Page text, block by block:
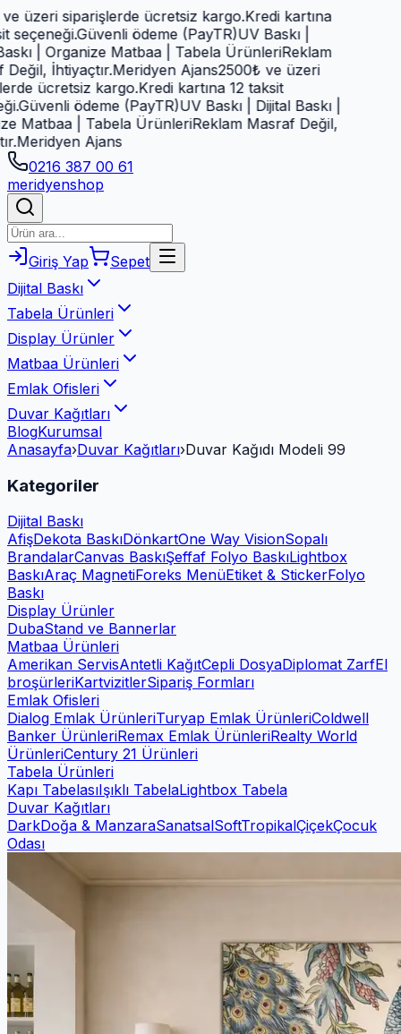
üzeri siparişlerde ücretsiz kargo.Kredi kartına
seçeneği.Güvenli ödeme (PayTR)UV Baskı |
| Organize Matbaa | Tabela ÜrünleriReklam
İhtiyaçtır.Meridyen Ajans2500₺ ve üzeri
ücretsiz kargo.Kredi kartına 12 taksit
Güvenli ödeme (PayTR)UV Baskı | Dijital Baskı |
Matbaa | Tabela ÜrünleriReklam Masraf Değil,
Meridyen Ajans
0216 387 00 61
meridyenshop
Giriş Yap
Sepet
Dijital Baskı
Tabela Ürünleri
Display Ürünler
Matbaa Ürünleri
Emlak Ofisleri
Duvar Kağıtları
BlogKurumsal
Anasayfa›Duvar Kağıtları›Duvar Kağıdı Modeli 99
Kategoriler
Dijital Baskı
AfişDekota BaskıDönkartOne Way VisionSopalı
BrandalarCanvas BaskıŞeffaf Folyo BaskıLightbox
BaskıAraç MagnetiForeks MenüEtiket & StickerFolyo
Baskı
Display Ürünler
DubaStand ve Bannerlar
Matbaa Ürünleri
Amerikan ServisAntetli KağıtCepli DosyaDiplomat ZarfEl
broşürleriKartvizitlerSipariş Formları
Emlak Ofisleri
Dialog Emlak ÜrünleriTuryap Emlak ÜrünleriColdwell
Banker ÜrünleriRemax Emlak ÜrünleriRealty World
ÜrünleriCentury 21 Ürünleri
Tabela Ürünleri
Kapı TabelasıIşıklı TabelaLightbox Tabela
Duvar Kağıtları
DarkDoğa & ManzaraSanatsalSoftTropikalÇiçekÇocuk
Odası